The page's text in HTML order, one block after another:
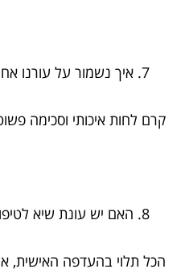
איך נשמור על עורנו
קרם לחות איכותי וסכימה
האם יש עונת שיא
הכל תלוי בהעדפה האישית,